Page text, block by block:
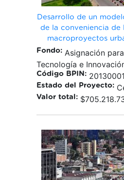
Desarrollo de un
de la conveniencia de
macroproyectos
Fondo: Asignación
Tecnología e
Código BPIN:
Estado del Proyecto:
Valor total: